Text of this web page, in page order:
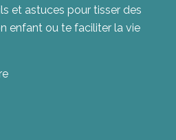
et astuces pour tisser des
enfant ou te faciliter la vie